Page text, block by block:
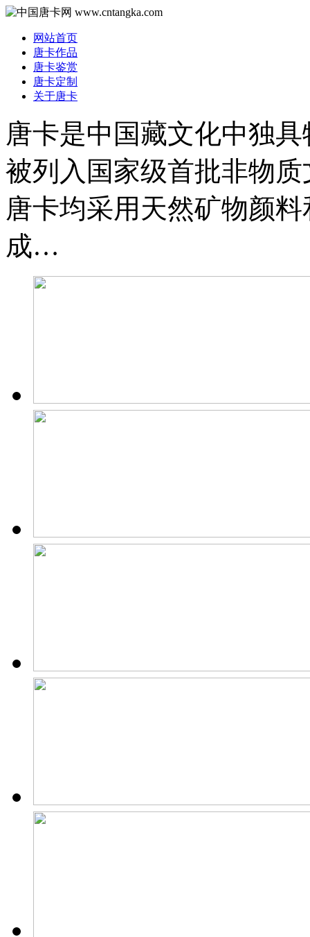
网站首页
唐卡作品
唐卡鉴赏
唐卡定制
关于唐卡
唐卡是中国藏文化中独
被列入国家级首批非物
唐卡均采用天然矿物颜
成…